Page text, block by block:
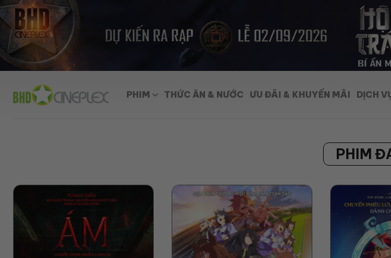
Skip
to
content
PHIM THỨC ĂN & NƯỚC ƯU ĐÃI & KHUYẾN MÃI DỊCH
PHIM